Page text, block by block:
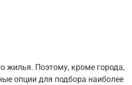
жилья. Поэтому, кроме города,
опции для подбора наиболее